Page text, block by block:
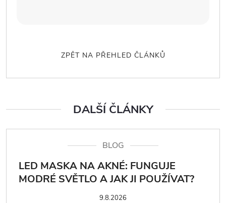
ZPĚT NA PŘEHLED ČLÁNKŮ
DALŠÍ ČLÁNKY
BLOG
LED MASKA NA AKNÉ: FUNGUJE
MODRÉ SVĚTLO A JAK JI POUŽÍVAT?
9.8.2026